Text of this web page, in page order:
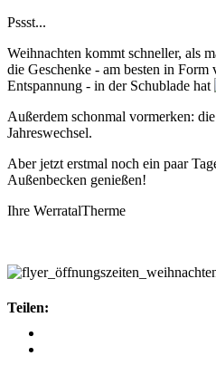
Pssst...
Weihnachten kommt schneller, als
die Geschenke - am besten in Form
Entspannung - in der Schublade hat
Außerdem schonmal vormerken:
Jahreswechsel.
Aber jetzt erstmal noch ein paar
Außenbecken genießen!
Ihre WerratalTherme
Teilen: